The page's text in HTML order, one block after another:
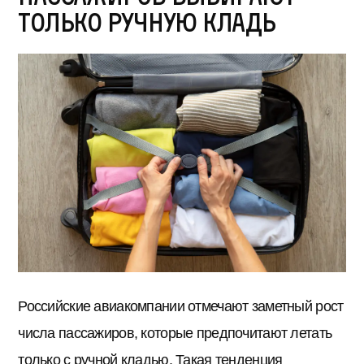
только ручную кладь
Российские авиакомпании отмечают заметный рост
числа пассажиров, которые предпочитают летать
только с ручной кладью. Такая тенденция